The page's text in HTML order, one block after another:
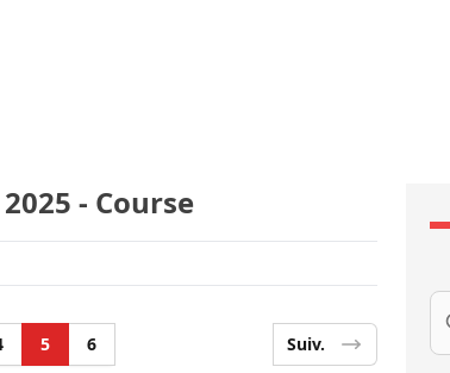
- Course
5 6 Suiv.